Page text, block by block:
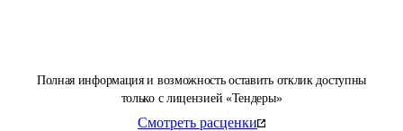
Полная информация и возможность оставить отклик доступны
только с лицензией «Тендеры»
Смотреть расценки